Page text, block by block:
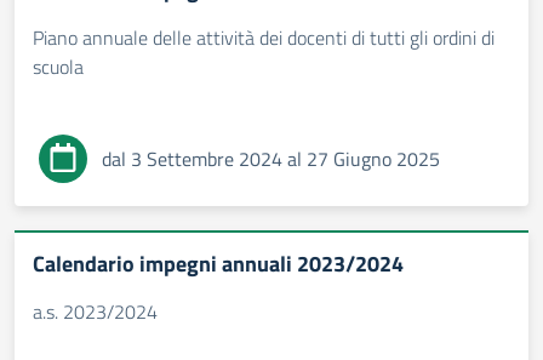
Piano annuale delle attività dei docenti di tutti gli ordini di
scuola
dal 3 Settembre 2024 al 27 Giugno 2025
Calendario impegni annuali 2023/2024
a.s. 2023/2024